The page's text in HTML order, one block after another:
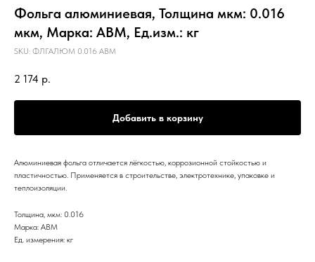
Фольга алюминиевая, Толщина мкм: 0.016
мкм, Марка: АВМ, Ед.изм.: кг
SKU: ФЛГАЛЮМ 0.016 АВМ
2 174 р.
Добавить в корзину
Алюминиевая фольга отличается лёгкостью, коррозионной стойкостью и
пластичностью. Применяется в строительстве, электротехнике, упаковке и
теплоизоляции.
Толщина, мкм: 0.016
Марка: АВМ
Ед. измерения: кг